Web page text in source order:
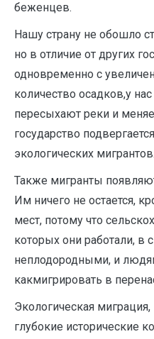
беженцев.
Нашу страну не обошло
но в отличие от других
одновременно с
количество осадков,у
пересыхают реки и
государство
экологических мигрантов.
Также мигранты
Им ничего не остается,
мест, потому что
которых они работали, в
неплодородными, и
какмигрировать в
Экологическая
глубокие исторические